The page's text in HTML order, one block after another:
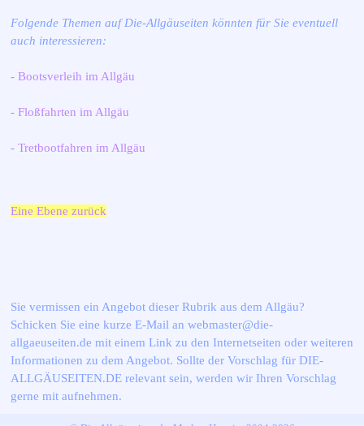
Folgende Themen auf Die-Allgäuseiten könnten für Sie eventuell
auch interessieren:
- Bootsverleih im Allgäu
- Floßfahrten im Allgäu
- Tretbootfahren im Allgäu
Eine Ebene zurück
Sie vermissen ein Angebot dieser Rubrik aus dem Allgäu?
Schicken Sie eine kurze E-Mail an webmaster@die-
allgaeuseiten.de mit einem Link zu den Internetseiten oder weiteren
Informationen zu dem Angebot. Sollte der Vorschlag für DIE-
ALLGÄUSEITEN.DE relevant sein, werden wir Ihren Vorschlag
gerne mit aufnehmen.